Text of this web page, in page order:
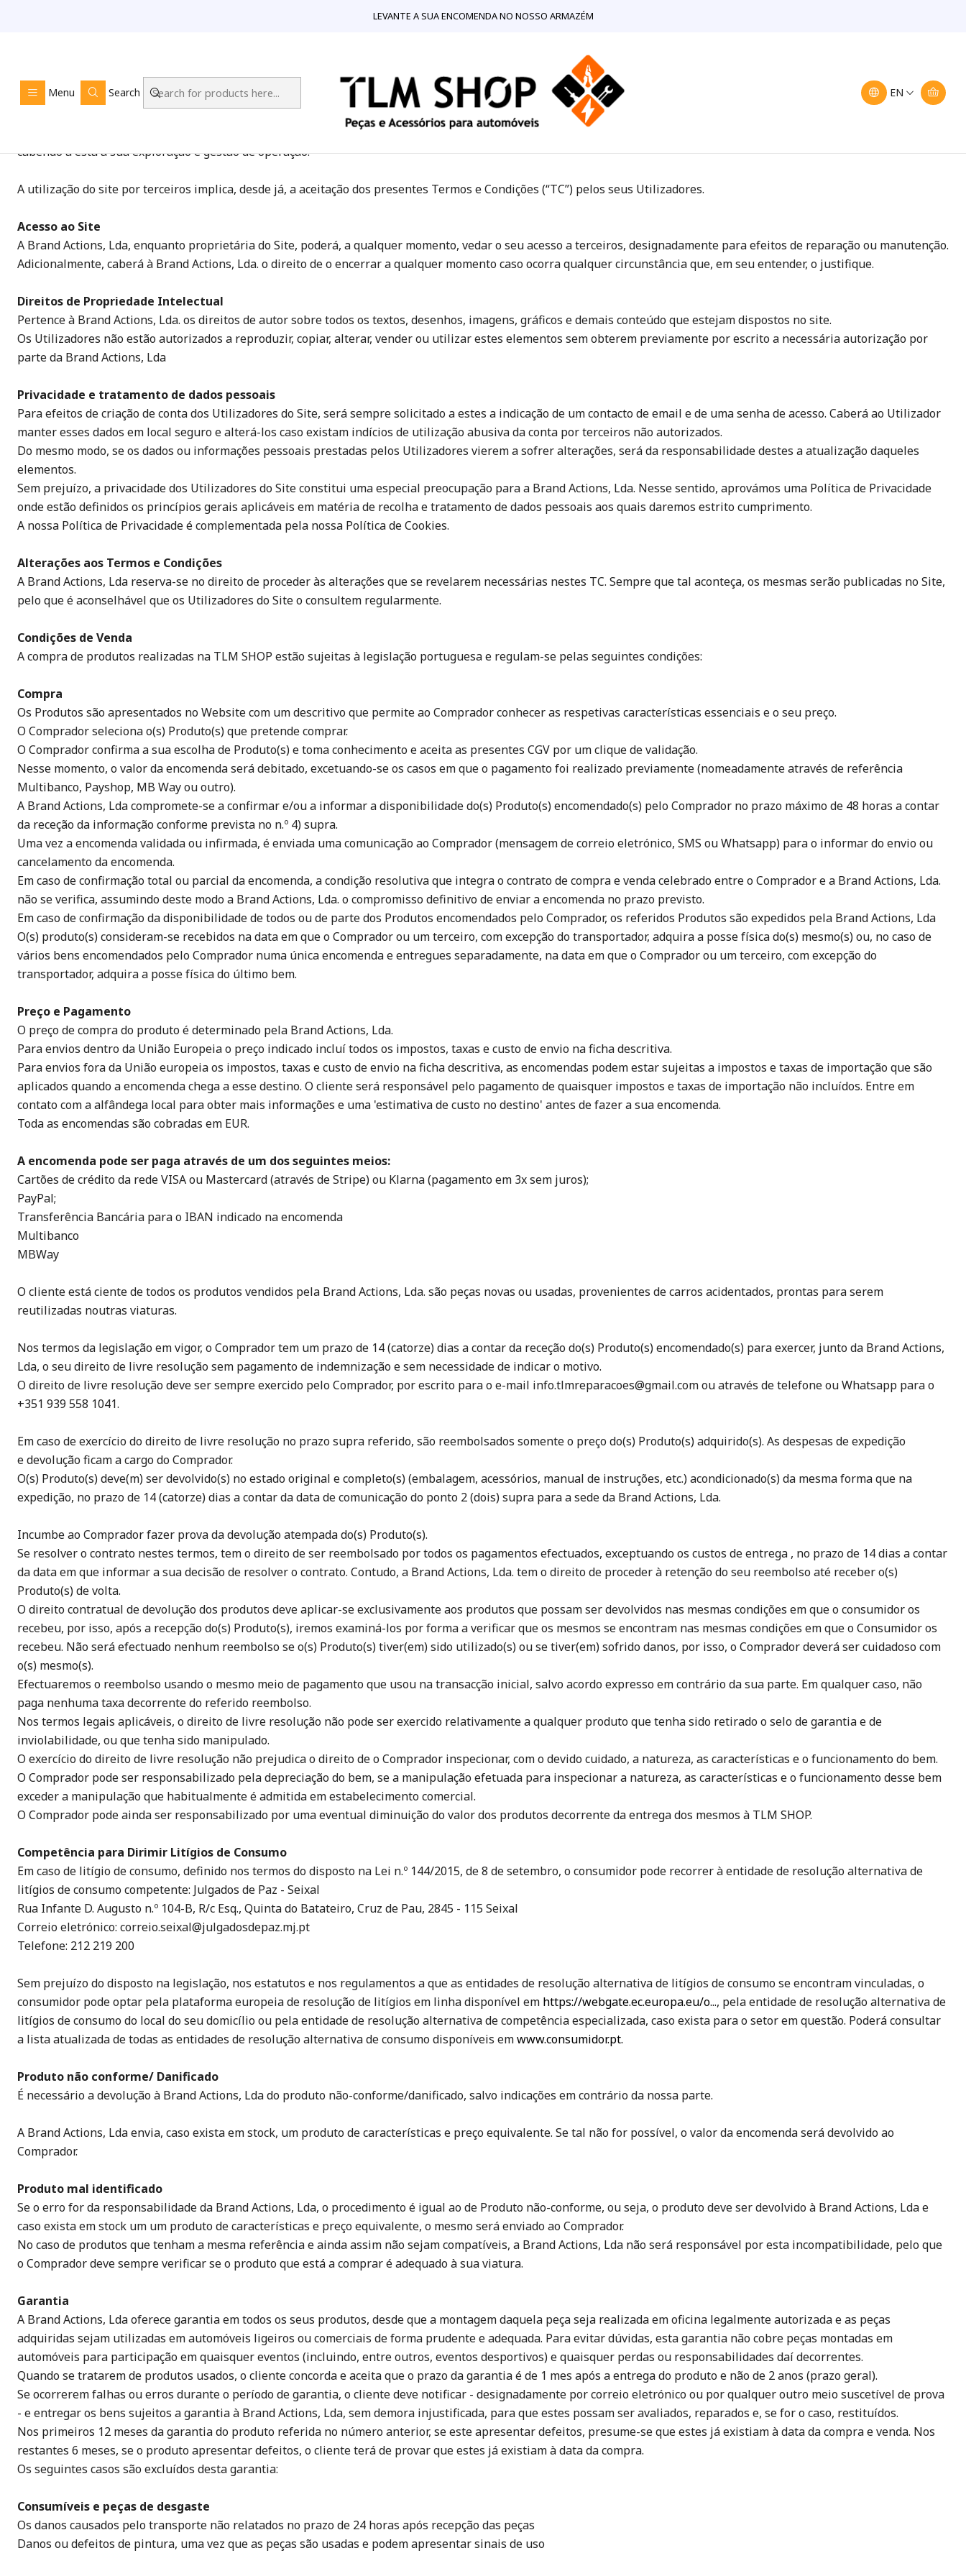
Menu Search EN
LEVANTE A SUA ENCOMENDA NO NOSSO ARMAZÉM
Home Termos e Condições
O domínio do site pertence à empresa Brand Actions, Lda com sede na Avenida Primeiro de Dezembro de 1640, 560, Casal do Marco, 2840-166 Seixal NIF: 508012562,
cabendo a esta a sua exploração e gestão de operação.
A utilização do site por terceiros implica, desde já, a aceitação dos presentes Termos e Condições (“TC”) pelos seus Utilizadores.
Acesso ao Site
A Brand Actions, Lda, enquanto proprietária do Site, poderá, a qualquer momento, vedar o seu acesso a terceiros, designadamente para efeitos de reparação ou manutenção.
Adicionalmente, caberá à Brand Actions, Lda. o direito de o encerrar a qualquer momento caso ocorra qualquer circunstância que, em seu entender, o justifique.
Direitos de Propriedade Intelectual
Pertence à Brand Actions, Lda. os direitos de autor sobre todos os textos, desenhos, imagens, gráficos e demais conteúdo que estejam dispostos no site.
Os Utilizadores não estão autorizados a reproduzir, copiar, alterar, vender ou utilizar estes elementos sem obterem previamente por escrito a necessária autorização por
parte da Brand Actions, Lda
Privacidade e tratamento de dados pessoais
Para efeitos de criação de conta dos Utilizadores do Site, será sempre solicitado a estes a indicação de um contacto de email e de uma senha de acesso. Caberá ao Utilizador
manter esses dados em local seguro e alterá-los caso existam indícios de utilização abusiva da conta por terceiros não autorizados.
Do mesmo modo, se os dados ou informações pessoais prestadas pelos Utilizadores vierem a sofrer alterações, será da responsabilidade destes a atualização daqueles
elementos.
Sem prejuízo, a privacidade dos Utilizadores do Site constitui uma especial preocupação para a Brand Actions, Lda. Nesse sentido, aprovámos uma Política de Privacidade
onde estão definidos os princípios gerais aplicáveis em matéria de recolha e tratamento de dados pessoais aos quais daremos estrito cumprimento.
A nossa Política de Privacidade é complementada pela nossa Política de Cookies.
Alterações aos Termos e Condições
A Brand Actions, Lda reserva-se no direito de proceder às alterações que se revelarem necessárias nestes TC. Sempre que tal aconteça, os mesmas serão publicadas no Site,
pelo que é aconselhável que os Utilizadores do Site o consultem regularmente.
Condições de Venda
A compra de produtos realizadas na TLM SHOP estão sujeitas à legislação portuguesa e regulam-se pelas seguintes condições:
Compra
Os Produtos são apresentados no Website com um descritivo que permite ao Comprador conhecer as respetivas características essenciais e o seu preço.
O Comprador seleciona o(s) Produto(s) que pretende comprar.
O Comprador confirma a sua escolha de Produto(s) e toma conhecimento e aceita as presentes CGV por um clique de validação.
Nesse momento, o valor da encomenda será debitado, excetuando-se os casos em que o pagamento foi realizado previamente (nomeadamente através de referência
Multibanco, Payshop, MB Way ou outro).
A Brand Actions, Lda compromete-se a confirmar e/ou a informar a disponibilidade do(s) Produto(s) encomendado(s) pelo Comprador no prazo máximo de 48 horas a contar
da receção da informação conforme prevista no n.º 4) supra.
Uma vez a encomenda validada ou infirmada, é enviada uma comunicação ao Comprador (mensagem de correio eletrónico, SMS ou Whatsapp) para o informar do envio ou
cancelamento da encomenda.
Em caso de confirmação total ou parcial da encomenda, a condição resolutiva que integra o contrato de compra e venda celebrado entre o Comprador e a Brand Actions, Lda.
não se verifica, assumindo deste modo a Brand Actions, Lda. o compromisso definitivo de enviar a encomenda no prazo previsto.
Em caso de confirmação da disponibilidade de todos ou de parte dos Produtos encomendados pelo Comprador, os referidos Produtos são expedidos pela Brand Actions, Lda
O(s) produto(s) consideram-se recebidos na data em que o Comprador ou um terceiro, com excepção do transportador, adquira a posse física do(s) mesmo(s) ou, no caso de
vários bens encomendados pelo Comprador numa única encomenda e entregues separadamente, na data em que o Comprador ou um terceiro, com excepção do
transportador, adquira a posse física do último bem.
Preço e Pagamento
O preço de compra do produto é determinado pela Brand Actions, Lda.
Para envios dentro da União Europeia o preço indicado incluí todos os impostos, taxas e custo de envio na ficha descritiva.
Para envios fora da União europeia os impostos, taxas e custo de envio na ficha descritiva, as encomendas podem estar sujeitas a impostos e taxas de importação que são
aplicados quando a encomenda chega a esse destino. O cliente será responsável pelo pagamento de quaisquer impostos e taxas de importação não incluídos. Entre em
contato com a alfândega local para obter mais informações e uma 'estimativa de custo no destino' antes de fazer a sua encomenda.
Toda as encomendas são cobradas em EUR.
A encomenda pode ser paga através de um dos seguintes meios:
Cartões de crédito da rede VISA ou Mastercard (através de Stripe) ou Klarna (pagamento em 3x sem juros);
PayPal;
Transferência Bancária para o IBAN indicado na encomenda
Multibanco
MBWay
O cliente está ciente de todos os produtos vendidos pela Brand Actions, Lda. são peças novas ou usadas, provenientes de carros acidentados, prontas para serem
reutilizadas noutras viaturas.
Nos termos da legislação em vigor, o Comprador tem um prazo de 14 (catorze) dias a contar da receção do(s) Produto(s) encomendado(s) para exercer, junto da Brand Actions,
Lda, o seu direito de livre resolução sem pagamento de indemnização e sem necessidade de indicar o motivo.
O direito de livre resolução deve ser sempre exercido pelo Comprador, por escrito para o e-mail info.tlmreparacoes@gmail.com ou através de telefone ou Whatsapp para o
+351 939 558 1041.
Em caso de exercício do direito de livre resolução no prazo supra referido, são reembolsados somente o preço do(s) Produto(s) adquirido(s). As despesas de expedição
e devolução ficam a cargo do Comprador.
O(s) Produto(s) deve(m) ser devolvido(s) no estado original e completo(s) (embalagem, acessórios, manual de instruções, etc.) acondicionado(s) da mesma forma que na
expedição, no prazo de 14 (catorze) dias a contar da data de comunicação do ponto 2 (dois) supra para a sede da Brand Actions, Lda.
Incumbe ao Comprador fazer prova da devolução atempada do(s) Produto(s).
Se resolver o contrato nestes termos, tem o direito de ser reembolsado por todos os pagamentos efectuados, exceptuando os custos de entrega , no prazo de 14 dias a contar
da data em que informar a sua decisão de resolver o contrato. Contudo, a Brand Actions, Lda. tem o direito de proceder à retenção do seu reembolso até receber o(s)
Produto(s) de volta.
O direito contratual de devolução dos produtos deve aplicar-se exclusivamente aos produtos que possam ser devolvidos nas mesmas condições em que o consumidor os
recebeu, por isso, após a recepção do(s) Produto(s), iremos examiná-los por forma a verificar que os mesmos se encontram nas mesmas condições em que o Consumidor os
recebeu. Não será efectuado nenhum reembolso se o(s) Produto(s) tiver(em) sido utilizado(s) ou se tiver(em) sofrido danos, por isso, o Comprador deverá ser cuidadoso com
o(s) mesmo(s).
Efectuaremos o reembolso usando o mesmo meio de pagamento que usou na transacção inicial, salvo acordo expresso em contrário da sua parte. Em qualquer caso, não
paga nenhuma taxa decorrente do referido reembolso.
Nos termos legais aplicáveis, o direito de livre resolução não pode ser exercido relativamente a qualquer produto que tenha sido retirado o selo de garantia e de
inviolabilidade, ou que tenha sido manipulado.
O exercício do direito de livre resolução não prejudica o direito de o Comprador inspecionar, com o devido cuidado, a natureza, as características e o funcionamento do bem.
O Comprador pode ser responsabilizado pela depreciação do bem, se a manipulação efetuada para inspecionar a natureza, as características e o funcionamento desse bem
exceder a manipulação que habitualmente é admitida em estabelecimento comercial.
O Comprador pode ainda ser responsabilizado por uma eventual diminuição do valor dos produtos decorrente da entrega dos mesmos à TLM SHOP.
Competência para Dirimir Litígios de Consumo
Em caso de litígio de consumo, definido nos termos do disposto na Lei n.º 144/2015, de 8 de setembro, o consumidor pode recorrer à entidade de resolução alternativa de
litígios de consumo competente: Julgados de Paz - Seixal
Rua Infante D. Augusto n.º 104-B, R/c Esq., Quinta do Batateiro, Cruz de Pau, 2845 - 115 Seixal
Correio eletrónico: correio.seixal@julgadosdepaz.mj.pt
Telefone: 212 219 200
Sem prejuízo do disposto na legislação, nos estatutos e nos regulamentos a que as entidades de resolução alternativa de litígios de consumo se encontram vinculadas, o
consumidor pode optar pela plataforma europeia de resolução de litígios em linha disponível em https://webgate.ec.europa.eu/o..., pela entidade de resolução alternativa de
litígios de consumo do local do seu domicílio ou pela entidade de resolução alternativa de competência especializada, caso exista para o setor em questão. Poderá consultar
a lista atualizada de todas as entidades de resolução alternativa de consumo disponíveis emwww.consumidor.pt.
Produto não conforme/ Danificado
É necessário a devolução à Brand Actions, Lda do produto não-conforme/danificado, salvo indicações em contrário da nossa parte.
A Brand Actions, Lda envia, caso exista em stock, um produto de características e preço equivalente. Se tal não for possível, o valor da encomenda será devolvido ao
Comprador.
Produto mal identificado
Se o erro for da responsabilidade da Brand Actions, Lda, o procedimento é igual ao de Produto não-conforme, ou seja, o produto deve ser devolvido à Brand Actions, Lda e
caso exista em stock um um produto de características e preço equivalente, o mesmo será enviado ao Comprador.
No caso de produtos que tenham a mesma referência e ainda assim não sejam compatíveis, a Brand Actions, Lda não será responsável por esta incompatibilidade, pelo que
o Comprador deve sempre verificar se o produto que está a comprar é adequado à sua viatura.
Garantia
A Brand Actions, Lda oferece garantia em todos os seus produtos, desde que a montagem daquela peça seja realizada em oficina legalmente autorizada e as peças
adquiridas sejam utilizadas em automóveis ligeiros ou comerciais de forma prudente e adequada. Para evitar dúvidas, esta garantia não cobre peças montadas em
automóveis para participação em quaisquer eventos (incluindo, entre outros, eventos desportivos) e quaisquer perdas ou responsabilidades daí decorrentes.
Quando se tratarem de produtos usados, o cliente concorda e aceita que o prazo da garantia é de 1 mes após a entrega do produto e não de 2 anos (prazo geral).
Se ocorrerem falhas ou erros durante o período de garantia, o cliente deve notificar - designadamente por correio eletrónico ou por qualquer outro meio suscetível de prova
- e entregar os bens sujeitos a garantia à Brand Actions, Lda, sem demora injustificada, para que estes possam ser avaliados, reparados e, se for o caso, restituídos.
Nos primeiros 12 meses da garantia do produto referida no número anterior, se este apresentar defeitos, presume-se que estes já existiam à data da compra e venda. Nos
restantes 6 meses, se o produto apresentar defeitos, o cliente terá de provar que estes já existiam à data da compra.
Os seguintes casos são excluídos desta garantia:
Consumíveis e peças de desgaste
Os danos causados pelo transporte não relatados no prazo de 24 horas após recepção das peças
Danos ou defeitos de pintura, uma vez que as peças são usadas e podem apresentar sinais de uso